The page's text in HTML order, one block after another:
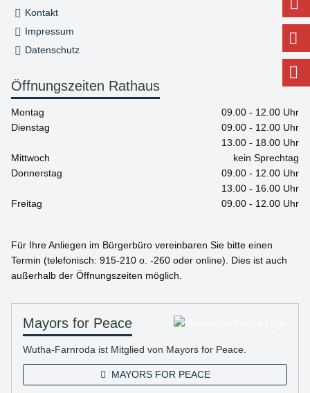
Kontakt
Impressum
Datenschutz
Öffnungszeiten Rathaus
Montag
09.00 - 12.00 Uhr
Dienstag
09.00 - 12.00 Uhr
13.00 - 18.00 Uhr
Mittwoch
kein Sprechtag
Donnerstag
09.00 - 12.00 Uhr
13.00 - 16.00 Uhr
Freitag
09.00 - 12.00 Uhr
Für Ihre Anliegen im Bürgerbüro vereinbaren Sie bitte einen
Termin (telefonisch: 915-210 o. -260 oder online). Dies ist auch
außerhalb der Öffnungszeiten möglich.
Mayors for Peace
Wutha-Farnroda ist Mitglied von Mayors for Peace.
MAYORS FOR PEACE